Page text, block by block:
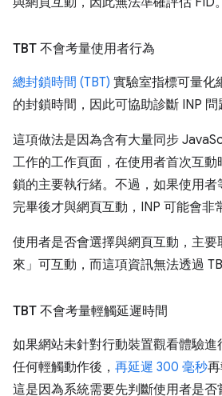
TBT 不會考量使用者行為
總封鎖時間 (TBT) 實驗室指標可量化
的封鎖時間，因此可協助診斷 INP 問
這項做法是因為含有大量同步
工作的工作頁面，在使用者首次互
鎖的主要執行緒。不過，如果使用
完畢後才與網頁互動，INP 可能會非
使用者是否會選擇與網頁互動，主
來」可互動 ，而這項資訊無法透過
TBT 不會考量輕觸延遲時間
如果網站未針對行動裝置觀看體驗
任何輕觸動作後， 再延遲 300 毫秒
這是因為系統需要先判斷使用者是